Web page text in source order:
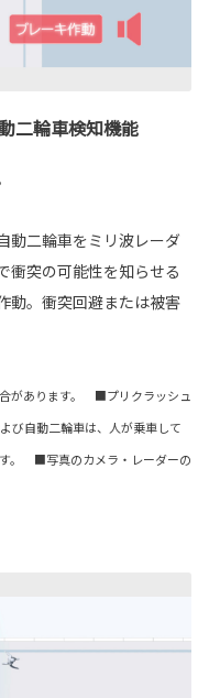
二輪車検知機能
動二輪車をミリ波レーダ
衝突の可能性を知らせる
動。衝突回避または被害
があります。 ■プリクラッシュ
自動二輪車は、人が乗車して
。 ■写真のカメラ・レーダーの